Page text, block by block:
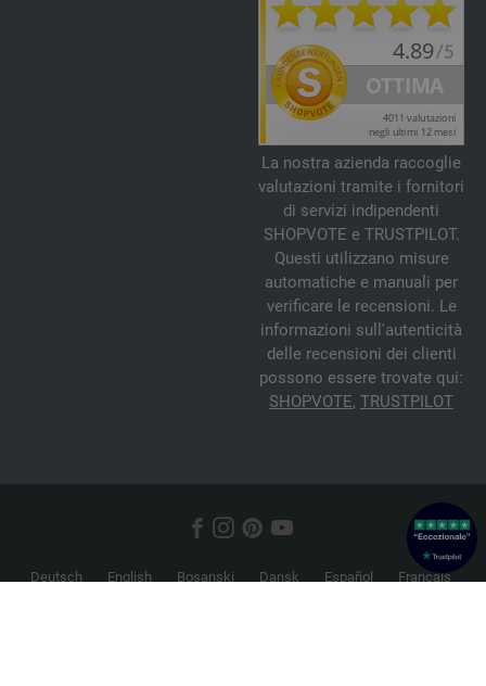
La nostra azienda raccoglie
valutazioni tramite i fornitori
di servizi indipendenti
SHOPVOTE e TRUSTPILOT.
Questi utilizzano misure
automatiche e manuali per
verificare le recensioni. Le
informazioni sull'autenticità
delle recensioni dei clienti
possono essere trovate qui:
SHOPVOTE, TRUSTPILOT
Deutsch English Bosanski Dansk Español
Français